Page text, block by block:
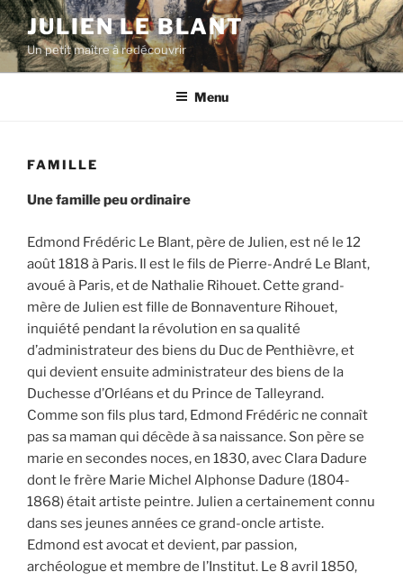
Aller
au
contenu
principal
JULIEN LE BLANT
Un petit maître à redécouvrir
Menu
FAMILLE
Une famille peu ordinaire
Edmond Frédéric Le Blant, père de Julien, est né le 12
août 1818 à Paris. Il est le fils de Pierre-André Le Blant,
avoué à Paris, et de Nathalie Rihouet. Cette grand-
mère de Julien est fille de Bonnaventure Rihouet,
inquiété pendant la révolution en sa qualité
d’administrateur des biens du Duc de Penthièvre, et
qui devient ensuite administrateur des biens de la
Duchesse d’Orléans et du Prince de Talleyrand.
Comme son fils plus tard, Edmond Frédéric ne connaît
pas sa maman qui décède à sa naissance. Son père se
marie en secondes noces, en 1830, avec Clara Dadure
dont le frère Marie Michel Alphonse Dadure (1804-
1868) était artiste peintre. Julien a certainement connu
dans ses jeunes années ce grand-oncle artiste.
Edmond est avocat et devient, par passion,
archéologue et membre de l’Institut. Le 8 avril 1850,